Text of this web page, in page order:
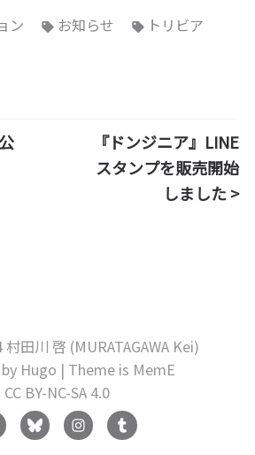
ン お知らせ トリビア
『ドンジニア』LINE
スタンプを販売開始
しました >
田川 啓 (MURATAGAWA Kei)
Hugo | Theme is MemE
CC BY-NC-SA 4.0